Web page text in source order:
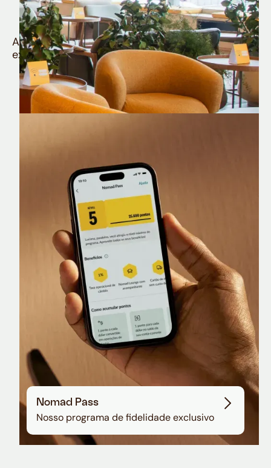
muito mais
Aproveite todos os benefícios e vantagens
exclusivas da sua Conta Internacional
Nomad Lounge
Sala VIP no Aeroporto de Guarulhos
Nomad Pass
Nosso programa de fidelidade exclusivo